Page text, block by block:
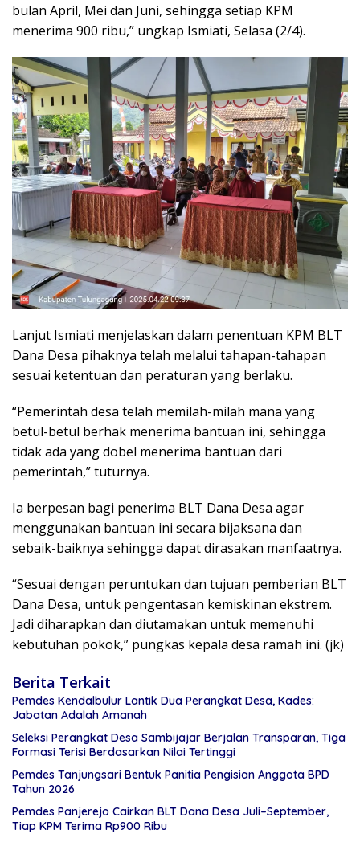
bulan April, Mei dan Juni, sehingga setiap KPM
menerima 900 ribu,” ungkap Ismiati, Selasa (2/4).
Lanjut Ismiati menjelaskan dalam penentuan KPM BLT
Dana Desa pihaknya telah melalui tahapan-tahapan
sesuai ketentuan dan peraturan yang berlaku.
“Pemerintah desa telah memilah-milah mana yang
betul-betul berhak menerima bantuan ini, sehingga
tidak ada yang dobel menerima bantuan dari
pemerintah,” tuturnya.
Ia berpesan bagi penerima BLT Dana Desa agar
menggunakan bantuan ini secara bijaksana dan
sebaik-baiknya sehingga dapat dirasakan manfaatnya.
“Sesuai dengan peruntukan dan tujuan pemberian BLT
Dana Desa, untuk pengentasan kemiskinan ekstrem.
Jadi diharapkan dan diutamakan untuk memenuhi
kebutuhan pokok,” pungkas kepala desa ramah ini. (jk)
Berita Terkait
Pemdes Kendalbulur Lantik Dua Perangkat Desa, Kades:
Jabatan Adalah Amanah
Seleksi Perangkat Desa Sambijajar Berjalan Transparan, Tiga
Formasi Terisi Berdasarkan Nilai Tertinggi
Pemdes Tanjungsari Bentuk Panitia Pengisian Anggota BPD
Tahun 2026
Pemdes Panjerejo Cairkan BLT Dana Desa Juli–September,
Tiap KPM Terima Rp900 Ribu